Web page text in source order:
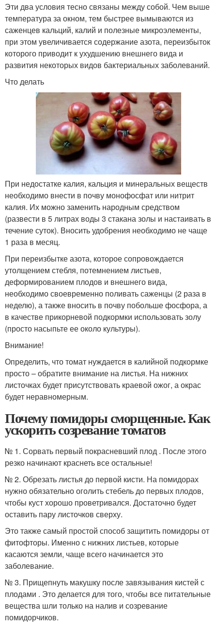
Эти два условия тесно связаны между собой. Чем выше
температура за окном, тем быстрее вымываются из
саженцев кальций, калий и полезные микроэлементы,
при этом увеличивается содержание азота, переизбыток
которого приводит к ухудшению внешнего вида и
развития некоторых видов бактериальных заболеваний.
Что делать
При недостатке калия, кальция и минеральных веществ
необходимо внести в почву монофосфат или нитрит
калия. Их можно заменить народным средством
(развести в 5 литрах воды 3 стакана золы и настаивать в
течение суток). Вносить удобрения необходимо не чаще
1 раза в месяц.
При переизбытке азота, которое сопровождается
утолщением стебля, потемнением листьев,
деформированием плодов и внешнего вида,
необходимо своевременно поливать саженцы (2 раза в
неделю), а также вносить в почву побольше фосфора, а
в качестве прикорневой подкормки использовать золу
(просто насыпьте ее около культуры).
Внимание!
Определить, что томат нуждается в калийной подкормке
просто – обратите внимание на листья. На нижних
листочках будет присутствовать краевой ожог, а окрас
будет неравномерным.
Почему помидоры сморщенные. Как
ускорить созревание томатов
№ 1. Сорвать первый покрасневший плод . После этого
резко начинают краснеть все остальные!
№ 2. Обрезать листья до первой кисти. На помидорах
нужно обязательно оголить стебель до первых плодов,
чтобы куст хорошо проветривался. Достаточно будет
оставить пару листочков сверху.
Это также самый простой способ защитить помидоры от
фитофторы. Именно с нижних листьев, которые
касаются земли, чаще всего начинается это
заболевание.
№ 3. Прищепнуть макушку после завязывания кистей с
плодами . Это делается для того, чтобы все питательные
вещества шли только на налив и созревание
помидорчиков.